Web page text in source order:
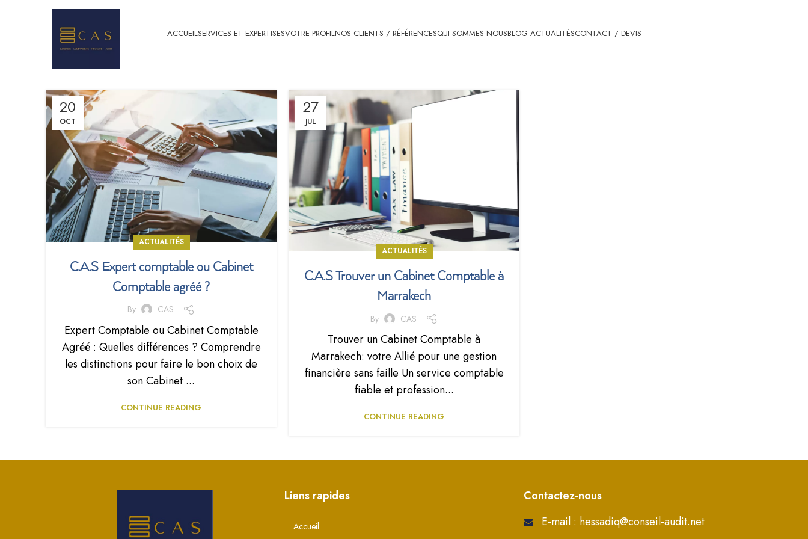
ACCUEILSERVICES ET EXPERTISESVOTRE PROFILNOS CLIENTS / RÉFÉRENCESQUI SOMMES NOUSBLOG ACTUALITÉSCONTACT / DEVIS
20
OCT
ACTUALITÉS
C.A.S Expert comptable ou Cabinet
Comptable agréé ?
By CAS
Expert Comptable ou Cabinet Comptable
Agréé : Quelles différences ? Comprendre
les distinctions pour faire le bon choix de
son Cabinet ...
CONTINUE READING
27
JUL
ACTUALITÉS
C.A.S Trouver un Cabinet Comptable à
Marrakech
By CAS
Trouver un Cabinet Comptable à
Marrakech: votre Allié pour une gestion
financière sans faille Un service comptable
fiable et profession...
CONTINUE READING
Liens rapides
Accueil
Contactez-nous
E-mail : hessadiq@conseil-audit.net